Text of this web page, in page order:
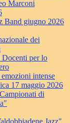
Marconi
Band giugno 2026
dei
Docenti per lo
intense
17 maggio 2026
di